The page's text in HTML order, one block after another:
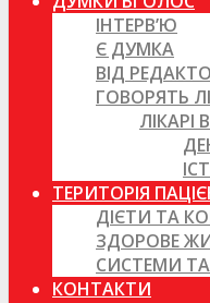
ІНТЕРВ’Ю
Є ДУМКА
ВІД
ГОВОРЯТЬ
ТЕРИТОРІЯ
ДІЄТИ ТА
ЗДОРОВЕ
СИСТЕМИ
КОНТАКТИ